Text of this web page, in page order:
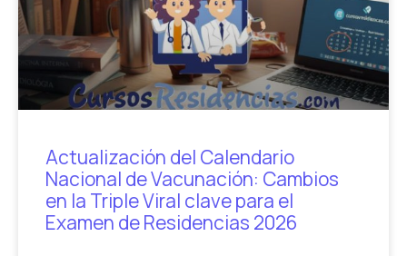
Actualización del Calendario
Nacional de Vacunación: Cambios
en la Triple Viral clave para el
Examen de Residencias 2026